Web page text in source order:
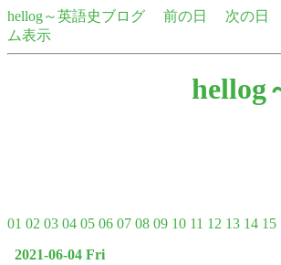
hellog～英語史ブログ 前の日 次の日
ム表示
hellog
01 02 03 04 05 06 07 08 09 10 11 12 13 14 15
2021-06-04 Fri